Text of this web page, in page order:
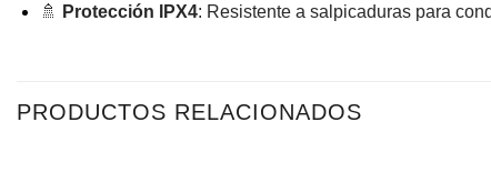
🚿 Protección IPX4: Resistente a salpicaduras para
PRODUCTOS RELACIONADOS